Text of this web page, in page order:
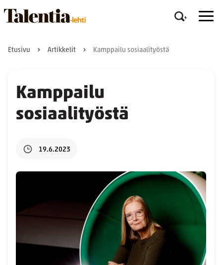
Etusivu Artikkelit Kamppailu sosiaalityöstä
Kamppailu
sosiaalityöstä
19.6.2023